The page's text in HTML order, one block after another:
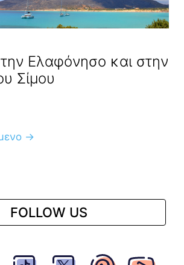
Ελαφόνησο και στην
Σίμου
→
FOLLOW US